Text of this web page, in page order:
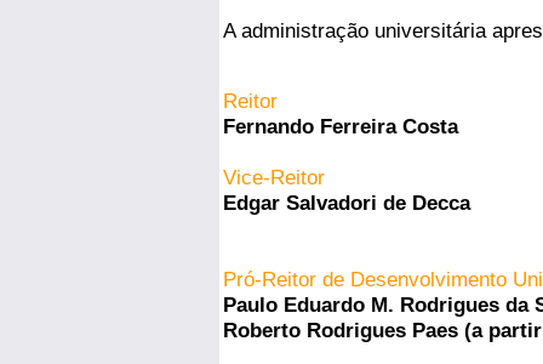
A administração universitária
Reitor
Fernando FerreiraCosta
Vice-Reitor
Edgar Salvadori de Decca
Pró-Reitor de Desenvolvimento
Paulo Eduardo M. Rodrigues da
Roberto Rodrigues Paes (a